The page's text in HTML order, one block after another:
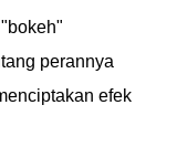
perannya
efek